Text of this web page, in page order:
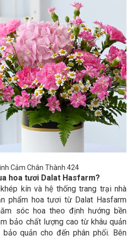
Cảm Chân Thành 424
hoa tươi Dalat Hasfarm?
kín và hệ thống trang trại nhà
phẩm hoa tươi từ Dalat Hasfarm
sóc hoa theo định hướng bền
bảo chất lượng cao từ khâu quản
quản cho đến phân phối. Bên